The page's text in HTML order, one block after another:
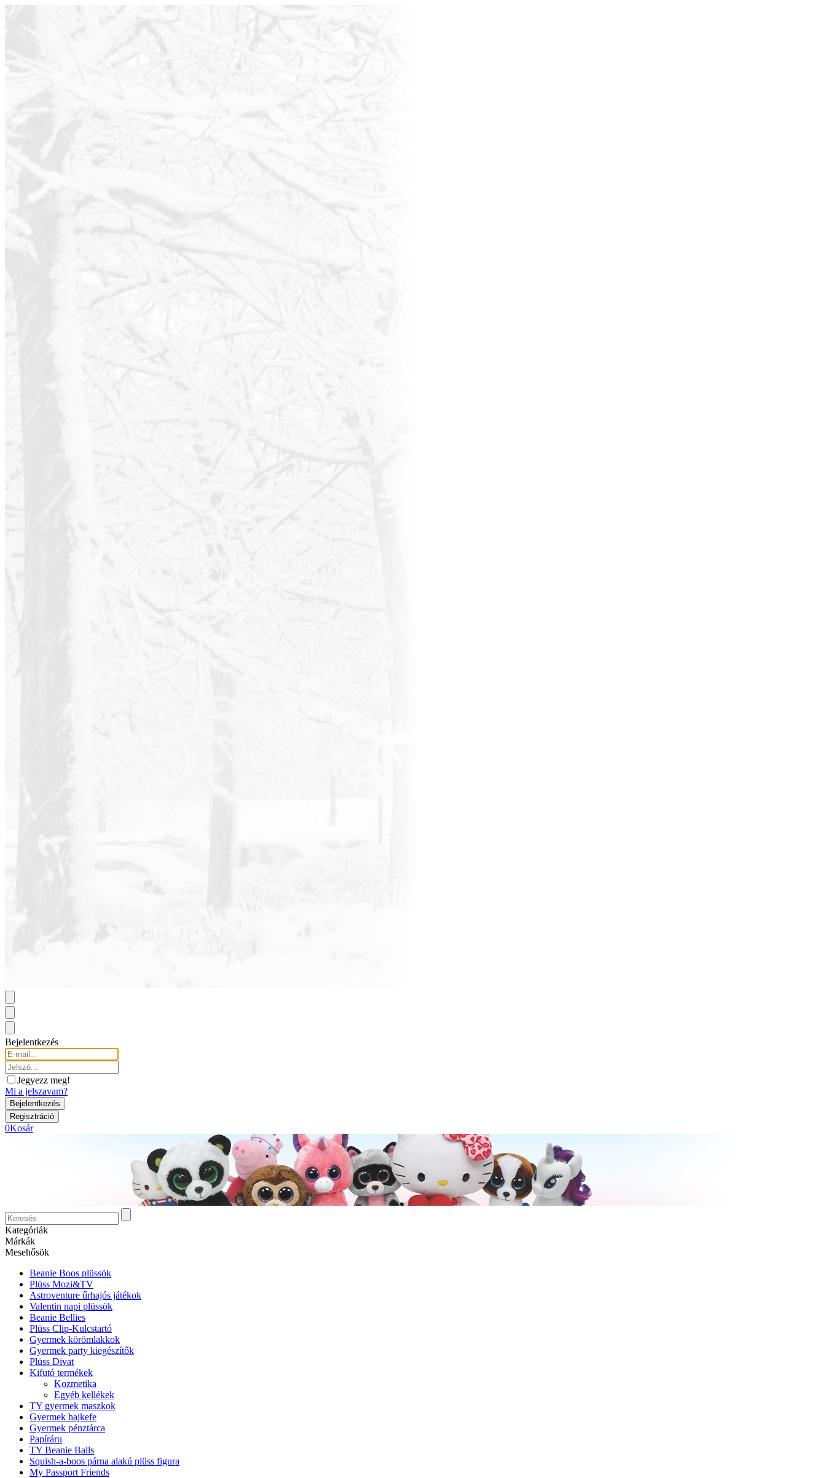
Bejelentkezés
Jegyezz meg!
Mi a jelszavam?
0Kosár
Kategóriák
Márkák
Mesehősök
Beanie Boos plüssök
Plüss Mozi&TV
Astroventure űrhajós játékok
Valentin napi plüssök
Beanie Bellies
Plüss Clip-Kulcstartó
Gyermek körömlakkok
Gyermek party kiegészítők
Plüss Divat
Kifutó termékek
Kozmetika
Egyéb kellékek
TY gyermek maszkok
Gyermek hajkefe
Gyermek pénztárca
Papíráru
TY Beanie Balls
Squish-a-boos párna alakú plüss figura
My Passport Friends